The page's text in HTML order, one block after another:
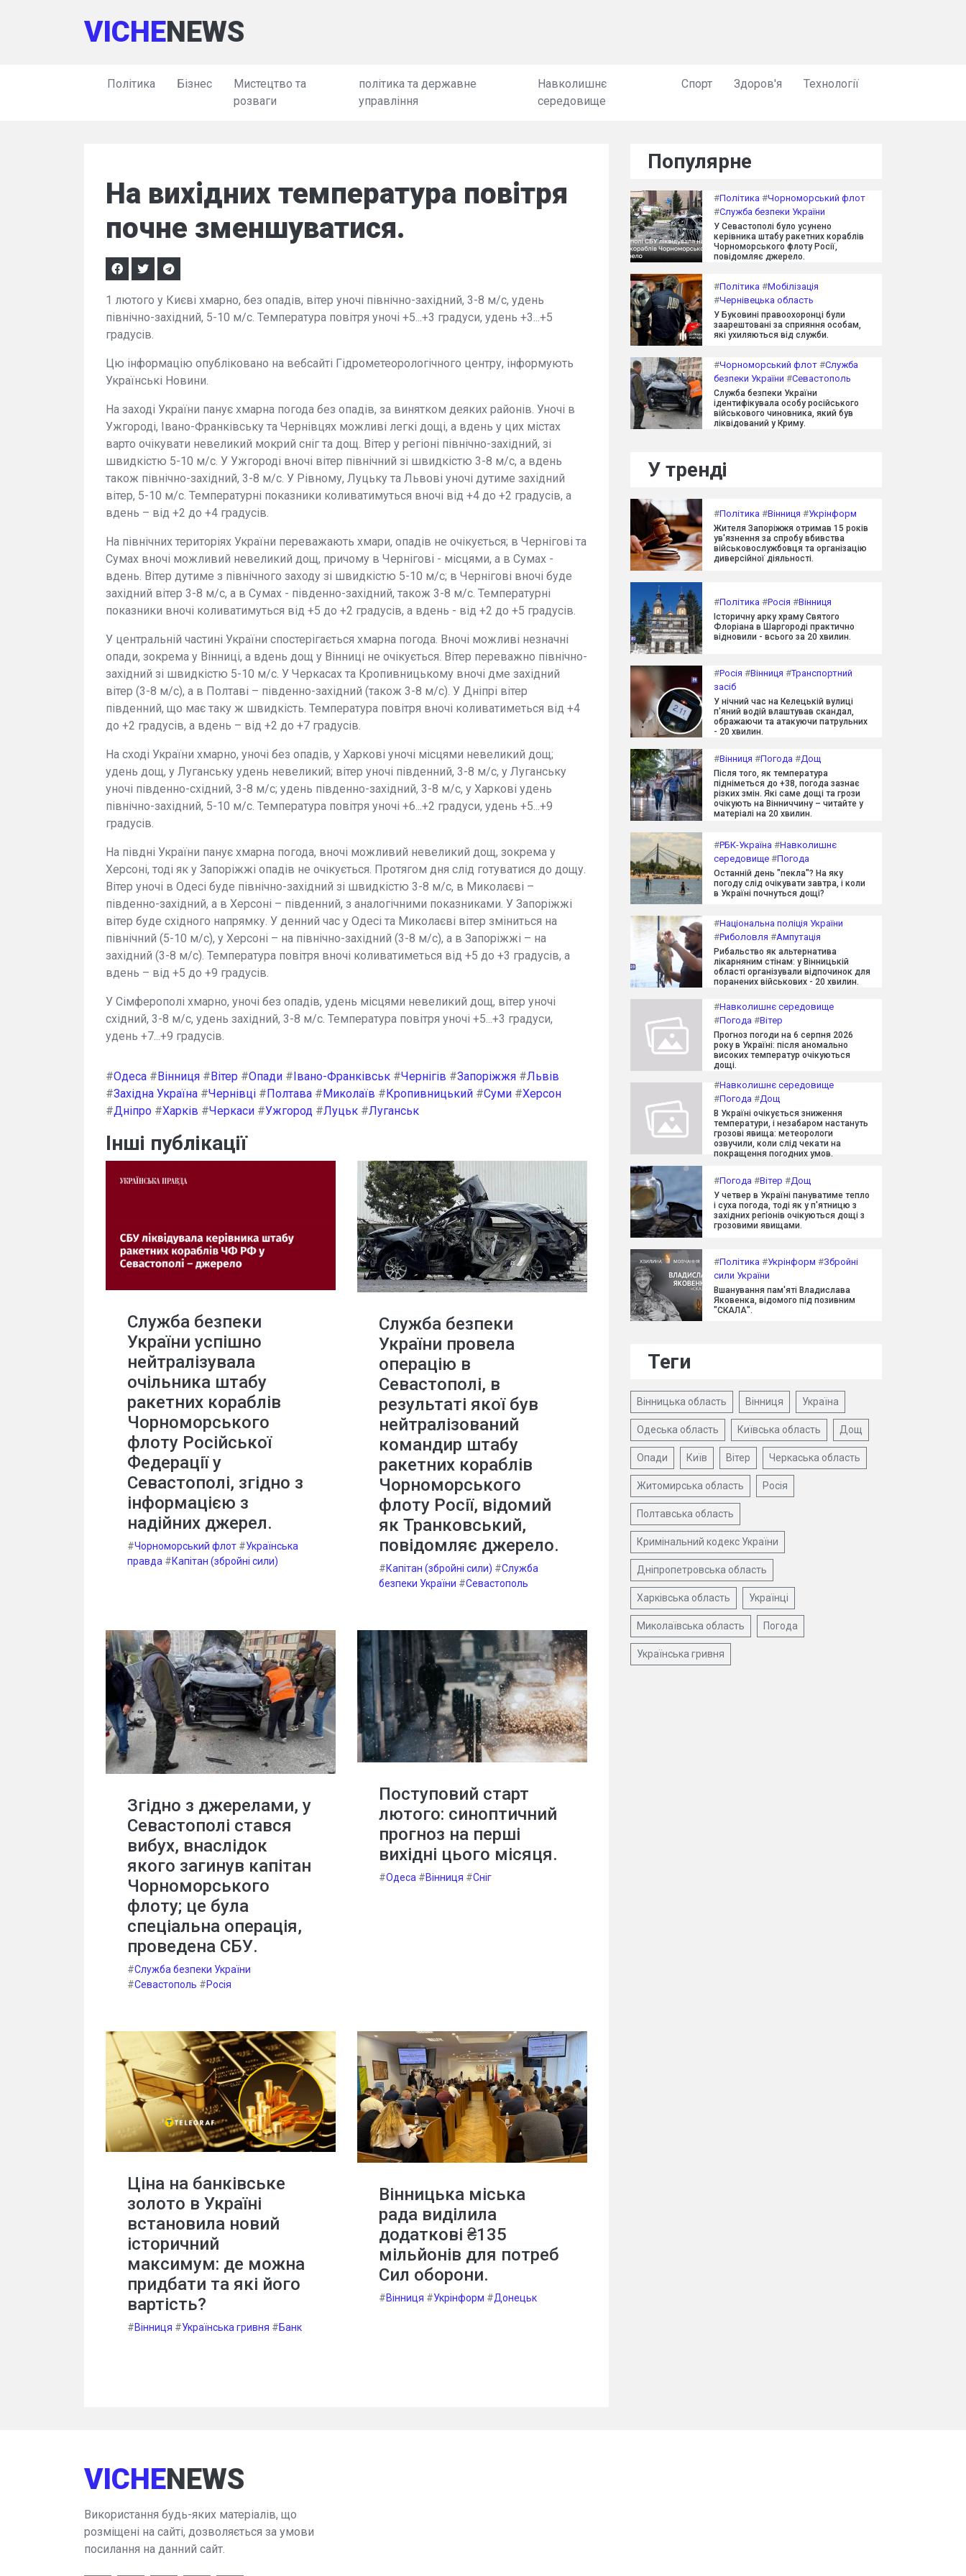
VICHENEWS
Політика Бізнес
Мистецтво та
розваги
політика та державне
управління
Навколишнє
середовище
Спорт Здоров'я Технології
На вихідних температура повітря
почне зменшуватися.
1 лютого у Києві хмарно, без опадів, вітер уночі північно-західний, 3-8 м/с, удень
північно-західний, 5-10 м/с. Температура повітря уночі +5...+3 градуси, удень +3...+5
градусів.
Цю інформацію опубліковано на вебсайті Гідрометеорологічного центру, інформують
Українські Новини.
На заході України панує хмарна погода без опадів, за винятком деяких районів. Уночі в
Ужгороді, Івано-Франківську та Чернівцях можливі легкі дощі, а вдень у цих містах
варто очікувати невеликий мокрий сніг та дощ. Вітер у регіоні північно-західний, зі
швидкістю 5-10 м/с. У Ужгороді вночі вітер північний зі швидкістю 3-8 м/с, а вдень
також північно-західний, 3-8 м/с. У Рівному, Луцьку та Львові уночі дутиме західний
вітер, 5-10 м/с. Температурні показники коливатимуться вночі від +4 до +2 градусів, а
вдень – від +2 до +4 градусів.
На північних територіях України переважають хмари, опадів не очікується; в Чернігові та
Сумах вночі можливий невеликий дощ, причому в Чернігові - місцями, а в Сумах -
вдень. Вітер дутиме з північного заходу зі швидкістю 5-10 м/с; в Чернігові вночі буде
західний вітер 3-8 м/с, а в Сумах - південно-західний, також 3-8 м/с. Температурні
показники вночі коливатимуться від +5 до +2 градусів, а вдень - від +2 до +5 градусів.
У центральній частині України спостерігається хмарна погода. Вночі можливі незначні
опади, зокрема у Вінниці, а вдень дощ у Вінниці не очікується. Вітер переважно північно-
західний зі швидкістю 5-10 м/с. У Черкасах та Кропивницькому вночі дме західний
вітер (3-8 м/с), а в Полтаві – південно-західний (також 3-8 м/с). У Дніпрі вітер
південний, що має таку ж швидкість. Температура повітря вночі коливатиметься від +4
до +2 градусів, а вдень – від +2 до +7 градусів.
На сході України хмарно, уночі без опадів, у Харкові уночі місцями невеликий дощ;
удень дощ, у Луганську удень невеликий; вітер уночі південний, 3-8 м/с, у Луганську
уночі південно-східний, 3-8 м/с; удень південно-західний, 3-8 м/с, у Харкові удень
північно-західний, 5-10 м/с. Температура повітря уночі +6...+2 градуси, удень +5...+9
градусів.
На півдні України панує хмарна погода, вночі можливий невеликий дощ, зокрема у
Херсоні, тоді як у Запоріжжі опадів не очікується. Протягом дня слід готуватися до дощу.
Вітер уночі в Одесі буде північно-західний зі швидкістю 3-8 м/с, в Миколаєві –
південно-західний, а в Херсоні – південний, з аналогічними показниками. У Запоріжжі
вітер буде східного напрямку. У денний час у Одесі та Миколаєві вітер зміниться на
північний (5-10 м/с), у Херсоні – на північно-західний (3-8 м/с), а в Запоріжжі – на
західний (3-8 м/с). Температура повітря вночі коливатиметься від +5 до +3 градусів, а
вдень – від +5 до +9 градусів.
У Сімферополі хмарно, уночі без опадів, удень місцями невеликий дощ, вітер уночі
східний, 3-8 м/с, удень західний, 3-8 м/с. Температура повітря уночі +5...+3 градуси,
удень +7...+9 градусів.
#Одеса #Вінниця #Вітер #Опади #Івано-Франківськ #Чернігів #Запоріжжя #Львів
#Західна Україна #Чернівці #Полтава #Миколаїв #Кропивницький #Суми #Херсон
#Дніпро #Харків #Черкаси #Ужгород #Луцьк #Луганськ
Інші публікації
Служба безпеки
України успішно
нейтралізувала
очільника штабу
ракетних кораблів
Чорноморського
флоту Російської
Федерації у
Севастополі, згідно з
інформацією з
надійних джерел.
#Чорноморський флот #Українська
правда #Капітан (збройні сили)
Служба безпеки
України провела
операцію в
Севастополі, в
результаті якої був
нейтралізований
командир штабу
ракетних кораблів
Чорноморського
флоту Росії, відомий
як Транковський,
повідомляє джерело.
#Капітан (збройні сили) #Служба
безпеки України #Севастополь
Згідно з джерелами, у
Севастополі стався
вибух, внаслідок
якого загинув капітан
Чорноморського
флоту; це була
спеціальна операція,
проведена СБУ.
#Служба безпеки України
#Севастополь #Росія
Поступовий старт
лютого: синоптичний
прогноз на перші
вихідні цього місяця.
#Одеса #Вінниця #Сніг
Ціна на банківське
золото в Україні
встановила новий
історичний
максимум: де можна
придбати та які його
вартість?
#Вінниця #Українська гривня #Банк
Вінницька міська
рада виділила
додаткові ₴135
мільйонів для потреб
Сил оборони.
#Вінниця #Укрінформ #Донецьк
Популярне
#Політика #Чорноморський флот
#Служба безпеки України
У Севастополі було усунено
керівника штабу ракетних кораблів
Чорноморського флоту Росії,
повідомляє джерело.
#Політика #Мобілізація
#Чернівецька область
У Буковині правоохоронці були
заарештовані за сприяння особам,
які ухиляються від служби.
#Чорноморський флот #Служба
безпеки України #Севастополь
Служба безпеки України
ідентифікувала особу російського
військового чиновника, який був
ліквідований у Криму.
У тренді
#Політика #Вінниця #Укрінформ
Жителя Запоріжжя отримав 15 років
ув'язнення за спробу вбивства
військовослужбовця та організацію
диверсійної діяльності.
#Політика #Росія #Вінниця
Історичну арку храму Святого
Флоріана в Шаргороді практично
відновили - всього за 20 хвилин.
#Росія #Вінниця #Транспортний
засіб
У нічний час на Келецькій вулиці
п'яний водій влаштував скандал,
ображаючи та атакуючи патрульних
- 20 хвилин.
#Вінниця #Погода #Дощ
Після того, як температура
підніметься до +38, погода зазнає
різких змін. Які саме дощі та грози
очікують на Вінниччину – читайте у
матеріалі на 20 хвилин.
#РБК-Україна #Навколишнє
середовище #Погода
Останній день "пекла"? На яку
погоду слід очікувати завтра, і коли
в Україні почнуться дощі?
#Національна поліція України
#Риболовля #Ампутація
Рибальство як альтернатива
лікарняним стінам: у Вінницькій
області організували відпочинок для
поранених військових - 20 хвилин.
#Навколишнє середовище
#Погода #Вітер
Прогноз погоди на 6 серпня 2026
року в Україні: після аномально
високих температур очікуються
дощі.
#Навколишнє середовище
#Погода #Дощ
В Україні очікується зниження
температури, і незабаром настануть
грозові явища: метеорологи
озвучили, коли слід чекати на
покращення погодних умов.
#Погода #Вітер #Дощ
У четвер в Україні пануватиме тепло
і суха погода, тоді як у п'ятницю з
західних регіонів очікуються дощі з
грозовими явищами.
#Політика #Укрінформ #Збройні
сили України
Вшанування пам'яті Владислава
Яковенка, відомого під позивним
"СКАЛА".
Теги
Вінницька область Вінниця Україна
Одеська область Київська область Дощ
Опади Київ Вітер Черкаська область
Житомирська область Росія
Полтавська область
Кримінальний кодекс України
Дніпропетровська область
Харківська область Українці
Миколаївська область Погода
Українська гривня
VICHENEWS
Використання будь-яких матеріалів, що
розміщені на сайті, дозволяється за умови
посилання на данний сайт.